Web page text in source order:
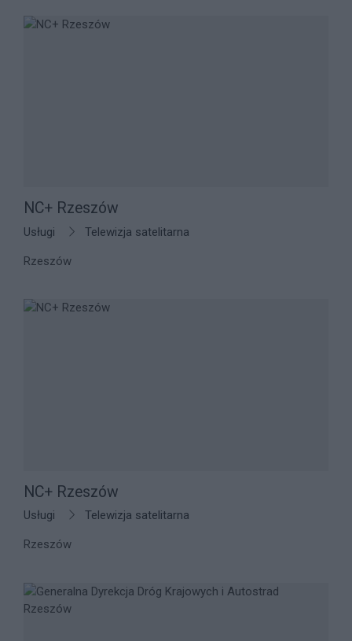
NC+ Rzeszów
Usługi Telewizja satelitarna
Rzeszów
NC+ Rzeszów
Usługi Telewizja satelitarna
Rzeszów